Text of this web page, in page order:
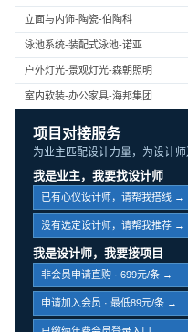
立面与内饰-陶瓷-伯陶科
泳池系统-装配式泳池-诺亚
户外灯光-景观灯光-森朝照明
室内软装-办公家具-海邦集团
项目对接服务
为业主匹配设计力量，为设计师
我是业主，我要找设计师
已有心仪设计师，请帮我搭线 →
没有选定设计师，请帮我推荐 →
我是设计师，我要接项目
非会员申请直购 · 699元/条 →
申请加入会员 · 最低89元/条 →